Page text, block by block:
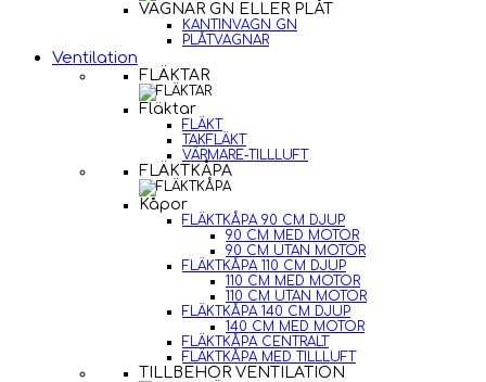
VAGNAR GN ELLER PLÅT
KANTINVAGN GN
PLÅTVAGNAR
Ventilation
FLÄKTAR
Fläktar
FLÄKT
TAKFLÄKT
VÄRMARE-TILLLUFT
FLÄKTKÅPA
Kåpor
FLÄKTKÅPA 90 CM DJUP
90 CM MED MOTOR
90 CM UTAN MOTOR
FLÄKTKÅPA 110 CM DJUP
110 CM MED MOTOR
110 CM UTAN MOTOR
FLÄKTKÅPA 140 CM DJUP
140 CM MED MOTOR
FLÄKTKÅPA CENTRALT
FLÄKTKÅPA MED TILLLUFT
TILLBEHÖR VENTILATION